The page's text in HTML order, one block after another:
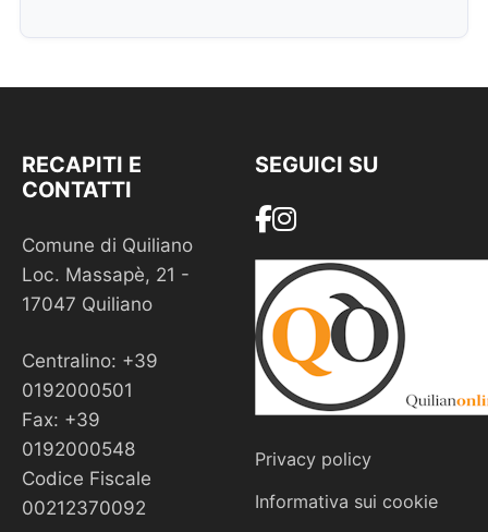
RECAPITI E
CONTATTI
Comune di Quiliano
Loc. Massapè, 21 -
17047 Quiliano
Centralino: +39
0192000501
Fax: +39
0192000548
Codice Fiscale
00212370092
SEGUICI SU
Privacy policy
Informativa sui cookie